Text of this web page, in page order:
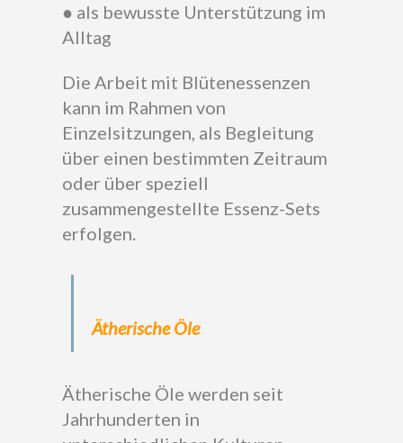
● als bewusste Unterstützung im
Alltag
Die Arbeit mit Blütenessenzen
kann im Rahmen von
Einzelsitzungen, als Begleitung
über einen bestimmten Zeitraum
oder über speziell
zusammengestellte Essenz-Sets
erfolgen.
Ätherische Öle
Ätherische Öle werden seit
Jahrhunderten in